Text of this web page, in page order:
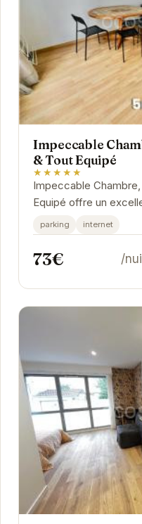
Impeccable
& Tout Equipé
★★★★★
Impeccable
Equipé offre un
explorer Grenoble.
permet...
parking internet
73€ /